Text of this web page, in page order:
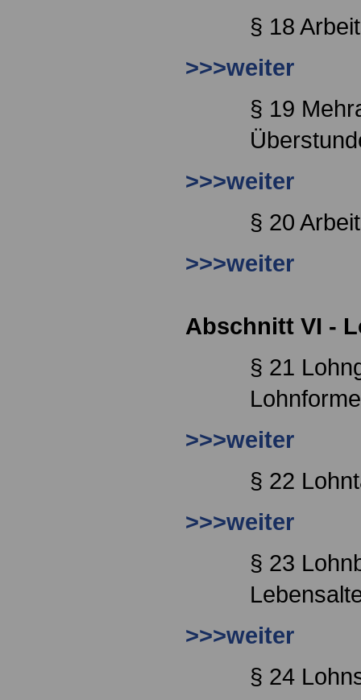
§ 18
>>>weiter
§ 19
>>>weiter
§ 20
>>>weiter
Abschnitt VI -
§ 21
>>>weiter
§ 22
>>>weiter
§ 23
>>>weiter
§ 24